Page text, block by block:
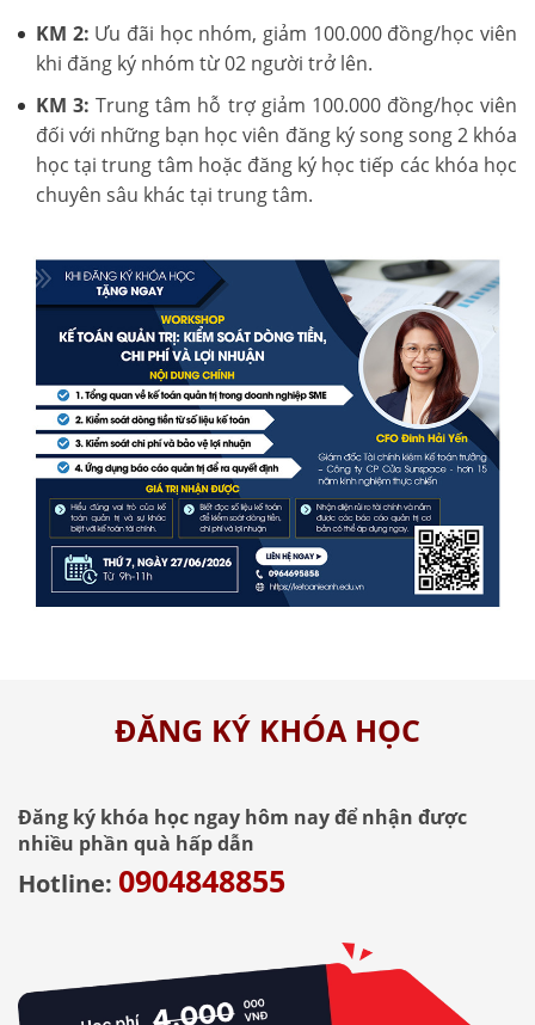
KM 2: Ưu đãi học nhóm, giảm 100.000 đồng/học viên
khi đăng ký nhóm từ 02 người trở lên.
KM 3: Trung tâm hỗ trợ giảm 100.000 đồng/học viên
đối với những bạn học viên đăng ký song song 2 khóa
học tại trung tâm hoặc đăng ký học tiếp các khóa học
chuyên sâu khác tại trung tâm.
ĐĂNG KÝ KHÓA HỌC
Đăng ký khóa học ngay hôm nay để nhận được
nhiều phần quà hấp dẫn
Hotline: 0904848855